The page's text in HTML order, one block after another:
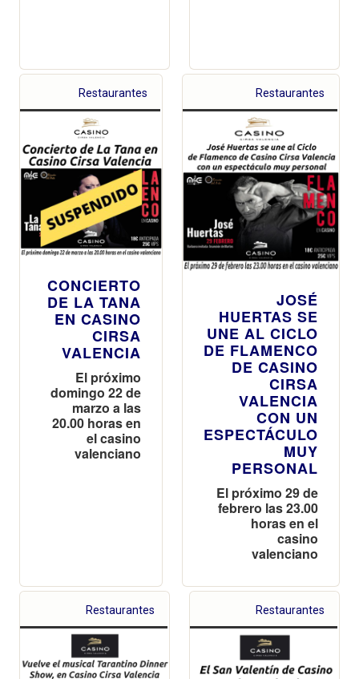
Restaurantes
CONCIERTO
DE LA TANA
EN CASINO
CIRSA
VALENCIA
El próximo
domingo 22 de
marzo a las
20.00 horas en
el casino
valenciano
Restaurantes
JOSÉ
HUERTAS SE
UNE AL CICLO
DE FLAMENCO
DE CASINO
CIRSA
VALENCIA
CON UN
ESPECTÁCULO
MUY
PERSONAL
El próximo 29 de
febrero las 23.00
horas en el
casino
valenciano
Restaurantes Restaurantes